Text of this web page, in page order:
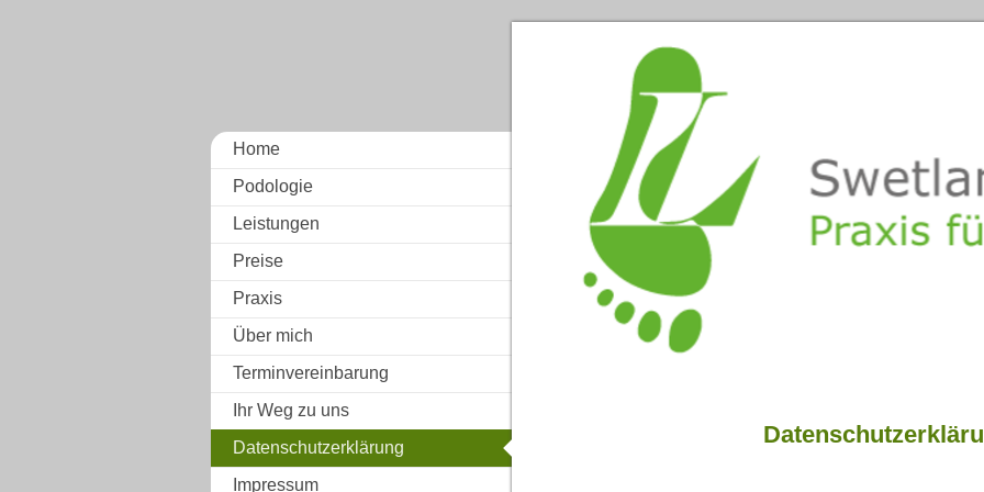
Home
Podologie
Leistungen
Preise
Praxis
Über mich
Terminvereinbarung
Ihr Weg zu uns
Datenschutzerklärung
Impressum